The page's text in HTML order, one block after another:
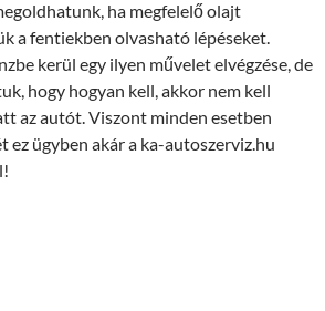
ha megfelelő olajt
a fentiekben olvasható lépéseket.
kerül egy ilyen művelet elvégzése, de
hogy hogyan kell, akkor nem kell
az autót. Viszont minden esetben
ez ügyben akár a ka-autoszerviz.hu